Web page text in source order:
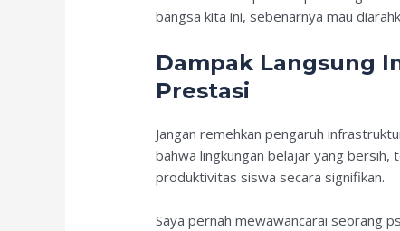
bangsa kita ini, sebenarnya mau
Dampak Langsung
Prestasi
Jangan remehkan pengaruh
bahwa lingkungan belajar yang
produktivitas siswa secara signifikan.
Saya pernah mewawancarai seorang